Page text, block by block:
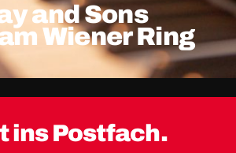
and Sons
Wiener Ring
ins Postfach.